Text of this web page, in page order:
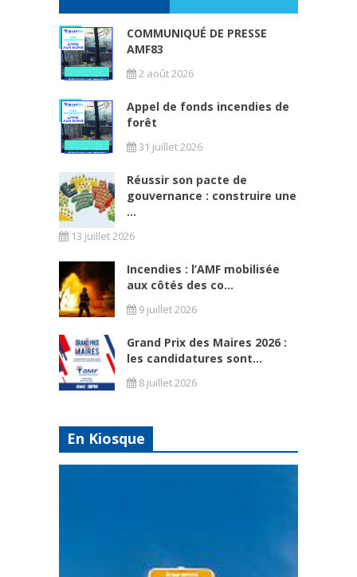
COMMUNIQUÉ DE PRESSE
AMF83
2 août 2026
Appel de fonds incendies de
forêt
31 juillet 2026
Réussir son pacte de
gouvernance : construire une
...
13 juillet 2026
Incendies : l’AMF mobilisée
aux côtés des co...
9 juillet 2026
Grand Prix des Maires 2026 :
les candidatures sont...
8 juillet 2026
En Kiosque